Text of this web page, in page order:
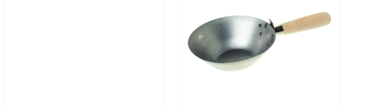
Для юридических лиц: переводом на расчетный счет при онлайн
Подробнее о способах оплаты можно узнать здесь - "Оплата"